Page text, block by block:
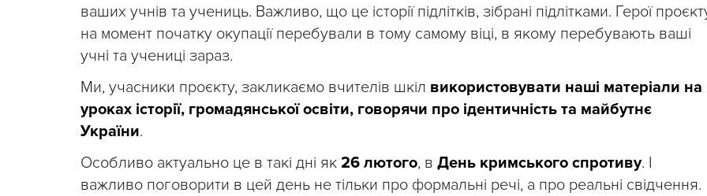
ваших учнів та учениць. Важливо, що це історії підлітків, зібрані підлітками. Герої
на момент початку окупації перебували в тому самому віці, в якому перебувають ваші
учні та учениці зараз.
Ми, учасники проєкту, закликаємо вчителів шкіл використовувати наші матеріали на
уроках історії, громадянської освіти, говорячи про ідентичність та майбутнє
України.
Особливо актуально це в такі дні як 26 лютого, в День кримського спротиву. І
важливо поговорити в цей день не тільки про формальні речі, а про реальні свідчення.